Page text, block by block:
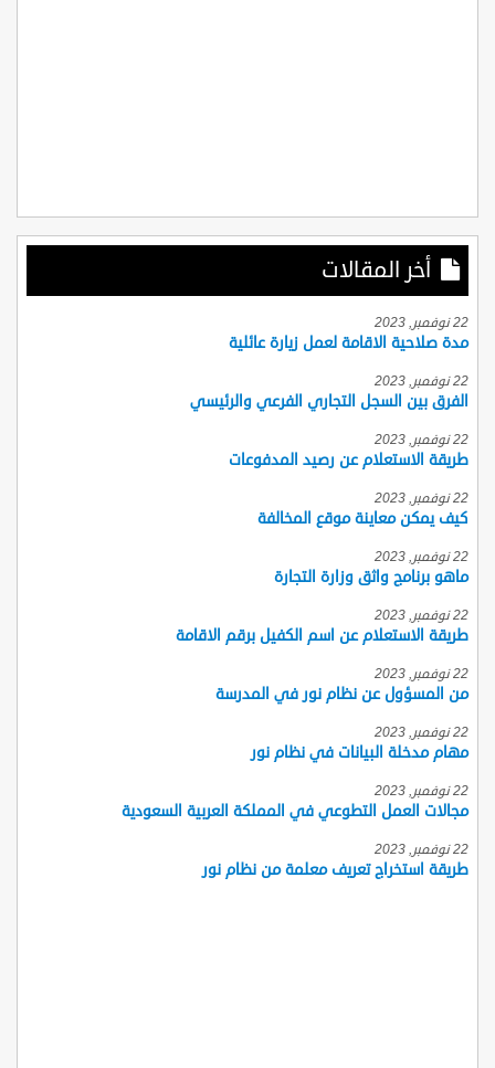
أخر المقالات
22 نوفمبر, 2023
مدة صلاحية الاقامة لعمل زيارة عائلية
22 نوفمبر, 2023
الفرق بين السجل التجاري الفرعي والرئيسي
22 نوفمبر, 2023
طريقة الاستعلام عن رصيد المدفوعات
22 نوفمبر, 2023
كيف يمكن معاينة موقع المخالفة
22 نوفمبر, 2023
ماهو برنامج واثق وزارة التجارة
22 نوفمبر, 2023
طريقة الاستعلام عن اسم الكفيل برقم الاقامة
22 نوفمبر, 2023
من المسؤول عن نظام نور في المدرسة
22 نوفمبر, 2023
مهام مدخلة البيانات في نظام نور
22 نوفمبر, 2023
مجالات العمل التطوعي في المملكة العربية السعودية
22 نوفمبر, 2023
طريقة استخراج تعريف معلمة من نظام نور